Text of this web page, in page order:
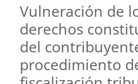
Vulneración de
derechos
del
procedimiento